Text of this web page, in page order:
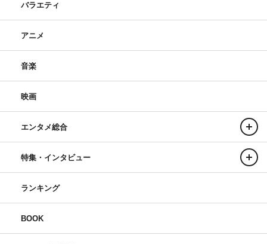
バラエティ
アニメ
音楽
映画
エンタメ総合
特集・インタビュー
ランキング
BOOK